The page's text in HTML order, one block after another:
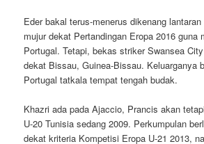
Eder bakal terus-menerus dikenang
mujur dekat Pertandingan Eropa 2016 guna
Portugal. Tetapi, bekas striker Swansea
dekat Bissau, Guinea-Bissau. Keluarganya
Portugal tatkala tempat tengah budak.
Khazri ada pada Ajaccio, Prancis akan
U-20 Tunisia sedang 2009. Perkumpulan
dekat kriteria Kompetisi Eropa U-21 2013,